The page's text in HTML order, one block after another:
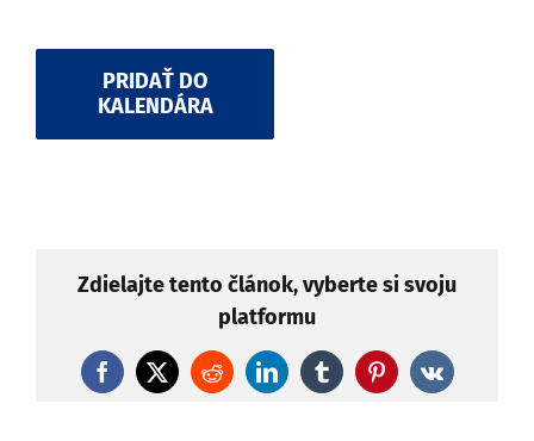
PRIDAŤ DO
KALENDÁRA
Zdielajte tento článok, vyberte si svoju
platformu
Facebook
X RedditLinkedInTumblrPinterest
Vk